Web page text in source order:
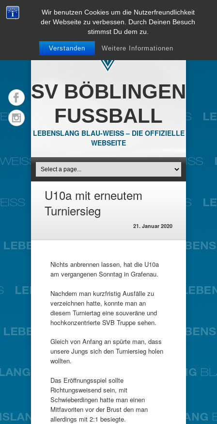
Wir benutzen Cookies um die Nutzerfreundlichkeit
der Webseite zu verbessen. Durch Deinen Besuch
stimmst Du dem zu.
Verstanden Weitere Informationen
SV BÖBLINGEN
FUSSBALL
LEBENSLANG BLAU-WEISS – DIE OFFIZIELLE
WEBSEITE
U10a mit erneutem
Turniersieg
21. Januar 2020
Nichts anbrennen lassen, hat die U10a
am vergangenen Sonntag in Grafenau.
Nachdem man kurzfristig Ausfälle zu
verzeichnen hatte, konnte man an
diesem Turniertag eine souveräne und
hochkonzentrierte SVB Truppe sehen.
Gleich von Anfang an spürte man, dass
unsere Jungs sich den Turniersieg holen
wollten.
Das Eröffnungsspiel sollte
Richtungsweisend sein, mit
Schwieberdingen hatte man einen
Mitfavoriten vor der Brust den man
allerdings mit 2:1 besiegte.